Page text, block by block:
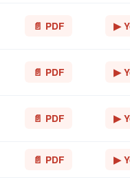
📄 PDF ▶
📄 PDF ▶
📄 PDF ▶
📄 PDF ▶